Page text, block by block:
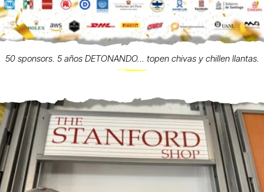
50 sponsors. 5 años DETONANDO... topen chivas y chillen llantas.